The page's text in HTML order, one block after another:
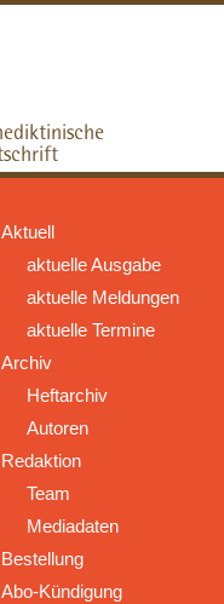
Aktuell
aktuelle Ausgabe
aktuelle Meldungen
aktuelle Termine
Archiv
Heftarchiv
Autoren
Redaktion
Team
Mediadaten
Bestellung
Abo-Kündigung